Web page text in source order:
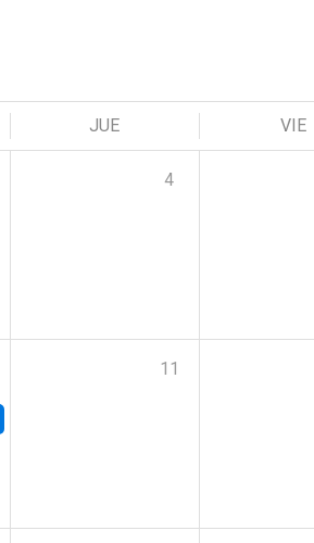
JUE VIE
4
11